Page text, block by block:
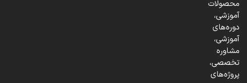
محصولات
آموزشی،
دوره‌های
آموزشی،
مشاوره
تخصصی،
پروژه‌های